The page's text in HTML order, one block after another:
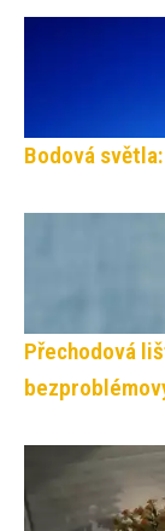
Bodová
Přechodová